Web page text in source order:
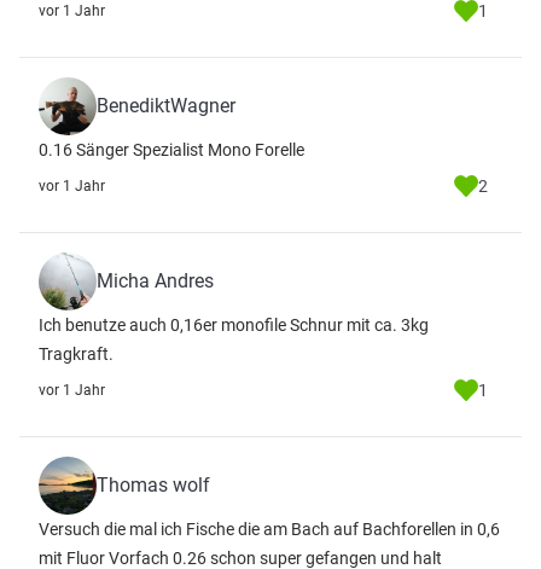
vor 1 Jahr 1
BenediktWagner
0.16 Sänger Spezialist Mono Forelle
vor 1 Jahr 2
Micha Andres
Ich benutze auch 0,16er monofile Schnur mit ca. 3kg
Tragkraft.
vor 1 Jahr 1
Thomas wolf
Versuch die mal ich Fische die am Bach auf Bachforellen in 0,6
mit Fluor Vorfach 0.26 schon super gefangen und halt